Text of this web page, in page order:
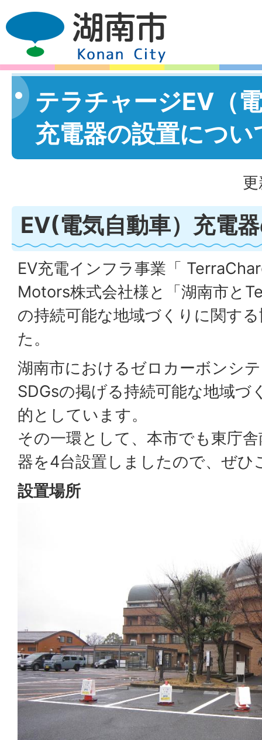
テラチャージEV（
充電器の設置につい
EV(電気自動車）充電
EV充電インフラ事業「
Motors株式会社様と「湖南市と
の持続可能な地域づくりに関す
た。
湖南市におけるゼロカーボンシ
SDGsの掲げる持続可能な地域づ
的としています。
その一環として、本市でも東庁
器を4台設置しましたので、ぜひ
設置場所